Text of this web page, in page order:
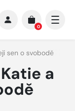
0
sen o svobodě
a